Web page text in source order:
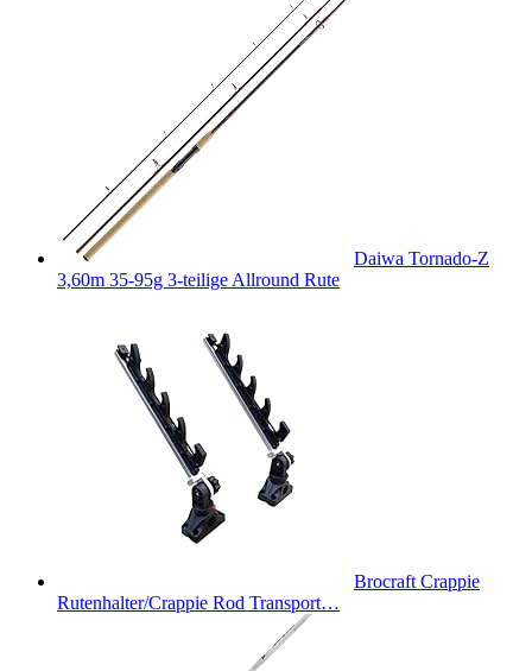
Daiwa Tornado-Z
3,60m 35-95g 3-teilige Allround Rute
Brocraft Crappie
Rutenhalter/Crappie Rod Transport…